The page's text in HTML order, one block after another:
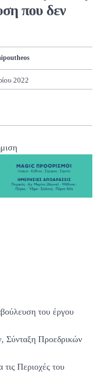
που δεν
2022
του έργου
Σύνταξη Προεδρικών
τις Περιοχές του